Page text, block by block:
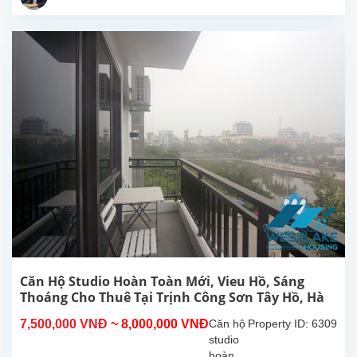
căn hộ
đươc
lắp đặt
các
trang
thiết bị,
nội
thất...
Căn Hộ Studio Hoàn Toàn Mới, Vieu Hồ, Sáng
Thoáng Cho Thuê Tại Trịnh Công Sơn Tây Hồ, Hà
7,500,000 VNĐ ~ 8,000,000 VNĐ Property ID: 6309
Căn hộ
studio